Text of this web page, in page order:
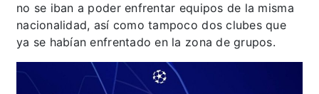
no se iban a poder enfrentar equipos de la misma
nacionalidad, así como tampoco dos clubes que
ya se habían enfrentado en la zona de grupos.